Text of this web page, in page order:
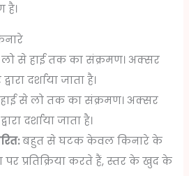
है।
से हाई तक का संक्रमण। अक्सर
दर्शाया जाता है।
से लो तक का संक्रमण। अक्सर
दर्शाया जाता है।
बहुत से घटक केवल किनारे के
पर प्रतिक्रिया करते हैं, स्तर के खुद के